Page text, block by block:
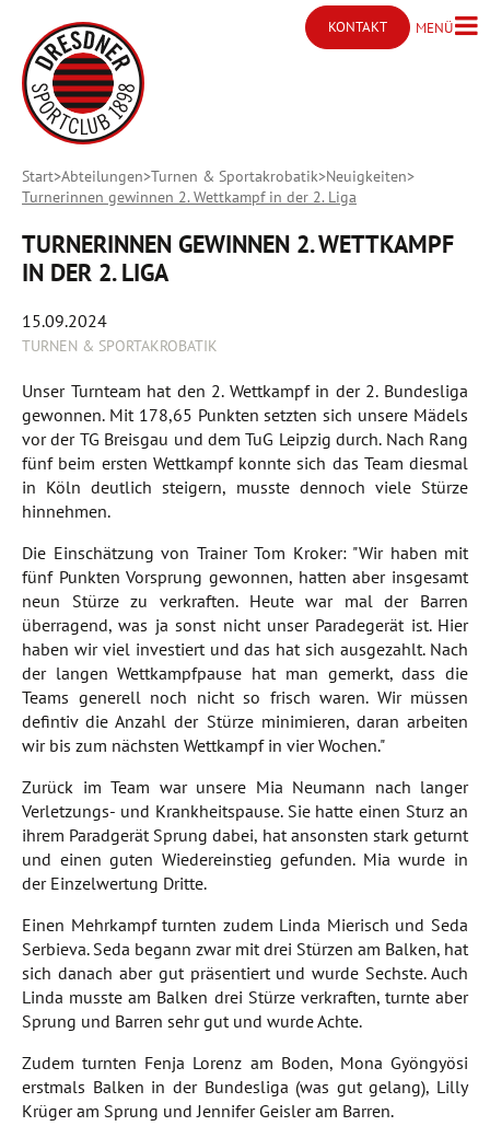
KONTAKT
Kontakt öffnen
MENÜMenü
Start Abteilungen Turnen & Sportakrobatik Neuigkeiten
Turnerinnen gewinnen 2. Wettkampf in der 2. Liga
TURNERINNEN GEWINNEN 2. WETTKAMPF
IN DER 2. LIGA
15.09.2024
TURNEN & SPORTAKROBATIK
Unser Turnteam hat den 2. Wettkampf in der 2. Bundesliga
gewonnen. Mit 178,65 Punkten setzten sich unsere Mädels
vor der TG Breisgau und dem TuG Leipzig durch. Nach Rang
fünf beim ersten Wettkampf konnte sich das Team diesmal
in Köln deutlich steigern, musste dennoch viele Stürze
hinnehmen.
Die Einschätzung von Trainer Tom Kroker: "Wir haben mit
fünf Punkten Vorsprung gewonnen, hatten aber insgesamt
neun Stürze zu verkraften. Heute war mal der Barren
überragend, was ja sonst nicht unser Paradegerät ist. Hier
haben wir viel investiert und das hat sich ausgezahlt. Nach
der langen Wettkampfpause hat man gemerkt, dass die
Teams generell noch nicht so frisch waren. Wir müssen
defintiv die Anzahl der Stürze minimieren, daran arbeiten
wir bis zum nächsten Wettkampf in vier Wochen."
Zurück im Team war unsere Mia Neumann nach langer
Verletzungs- und Krankheitspause. Sie hatte einen Sturz an
ihrem Paradgerät Sprung dabei, hat ansonsten stark geturnt
und einen guten Wiedereinstieg gefunden. Mia wurde in
der Einzelwertung Dritte.
Einen Mehrkampf turnten zudem Linda Mierisch und Seda
Serbieva. Seda begann zwar mit drei Stürzen am Balken, hat
sich danach aber gut präsentiert und wurde Sechste. Auch
Linda musste am Balken drei Stürze verkraften, turnte aber
Sprung und Barren sehr gut und wurde Achte.
Zudem turnten Fenja Lorenz am Boden, Mona Gyöngyösi
erstmals Balken in der Bundesliga (was gut gelang), Lilly
Krüger am Sprung und Jennifer Geisler am Barren.